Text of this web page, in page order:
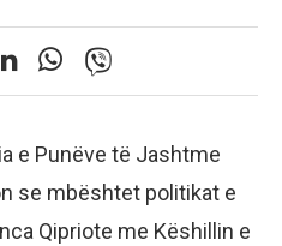
e Punëve të Jashtme
se mbështet politikat e
Qipriote me Këshillin e